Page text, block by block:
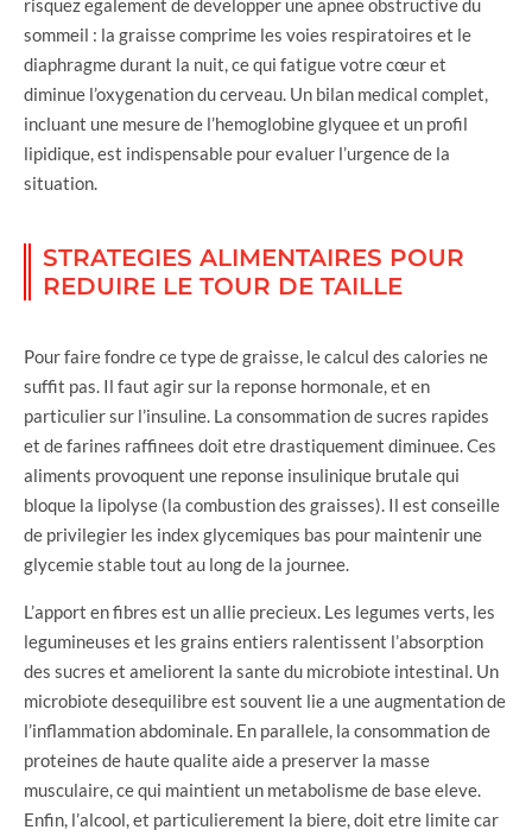
sommeil : la graisse comprime les voies respiratoires et le
diaphragme durant la nuit, ce qui fatigue votre cœur et
diminue l’oxygenation du cerveau. Un bilan medical complet,
incluant une mesure de l’hemoglobine glyquee et un profil
lipidique, est indispensable pour evaluer l’urgence de la
situation.
STRATEGIES ALIMENTAIRES POUR
REDUIRE LE TOUR DE TAILLE
Pour faire fondre ce type de graisse, le calcul des calories ne
suffit pas. Il faut agir sur la reponse hormonale, et en
particulier sur l’insuline. La consommation de sucres rapides
et de farines raffinees doit etre drastiquement diminuee. Ces
aliments provoquent une reponse insulinique brutale qui
bloque la lipolyse (la combustion des graisses). Il est conseille
de privilegier les index glycemiques bas pour maintenir une
glycemie stable tout au long de la journee.
L’apport en fibres est un allie precieux. Les legumes verts, les
legumineuses et les grains entiers ralentissent l’absorption
des sucres et ameliorent la sante du microbiote intestinal. Un
microbiote desequilibre est souvent lie a une augmentation de
l’inflammation abdominale. En parallele, la consommation de
proteines de haute qualite aide a preserver la masse
musculaire, ce qui maintient un metabolisme de base eleve.
Enfin, l’alcool, et particulierement la biere, doit etre limite car